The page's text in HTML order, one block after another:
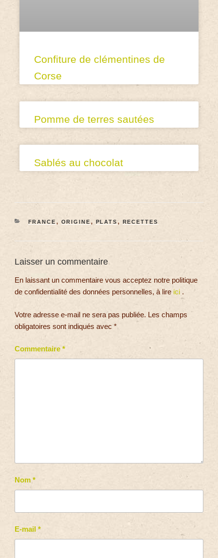
Confiture de clémentines de
Corse
Pomme de terres sautées
Sablés au chocolat
FRANCE , ORIGINE , PLATS , RECETTES
Laisser un commentaire
En laissant un commentaire vous acceptez notre politique
de confidentialité des données personnelles, à lire ici .
Votre adresse e-mail ne sera pas publiée. Les champs
obligatoires sont indiqués avec *
Commentaire *
Nom *
E-mail *